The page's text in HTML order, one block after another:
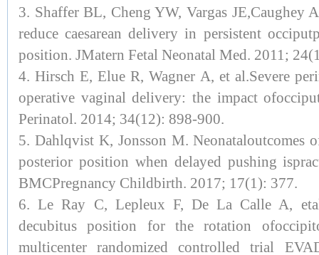
3. Shaffer BL, Cheng YW, Vargas JE,Caughey
reduce caesarean delivery in persistent
position. JMatern Fetal Neonatal Med. 2011;
4. Hirsch E, Elue R, Wagner A, et al.Severe
operative vaginal delivery: the impact
Perinatol. 2014; 34(12): 898-900.
5. Dahlqvist K, Jonsson M. Neonataloutcomes
posterior position when delayed pushing
BMCPregnancy Childbirth. 2017; 17(1): 377.
6. Le Ray C, Lepleux F, De La Calle A,
decubitus position for the rotation
multicenter randomized controlled trial